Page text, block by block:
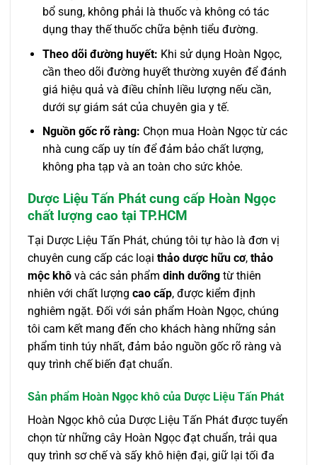
bổ sung, không phải là thuốc và không có tác
dụng thay thế thuốc chữa bệnh tiểu đường.
Theo dõi đường huyết: Khi sử dụng Hoàn Ngọc,
cần theo dõi đường huyết thường xuyên để đánh
giá hiệu quả và điều chỉnh liều lượng nếu cần,
dưới sự giám sát của chuyên gia y tế.
Nguồn gốc rõ ràng: Chọn mua Hoàn Ngọc từ các
nhà cung cấp uy tín để đảm bảo chất lượng,
không pha tạp và an toàn cho sức khỏe.
Dược Liệu Tấn Phát cung cấp Hoàn Ngọc
chất lượng cao tại TP.HCM
Tại Dược Liệu Tấn Phát, chúng tôi tự hào là đơn vị
chuyên cung cấp các loại thảo dược hữu cơ, thảo
mộc khô và các sản phẩm dinh dưỡng từ thiên
nhiên với chất lượng cao cấp, được kiểm định
nghiêm ngặt. Đối với sản phẩm Hoàn Ngọc, chúng
tôi cam kết mang đến cho khách hàng những sản
phẩm tinh túy nhất, đảm bảo nguồn gốc rõ ràng và
quy trình chế biến đạt chuẩn.
Sản phẩm Hoàn Ngọc khô của Dược Liệu Tấn Phát
Hoàn Ngọc khô của Dược Liệu Tấn Phát được tuyển
chọn từ những cây Hoàn Ngọc đạt chuẩn, trải qua
quy trình sơ chế và sấy khô hiện đại, giữ lại tối đa